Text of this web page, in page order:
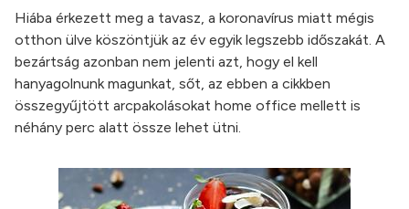
Hiába érkezett meg a tavasz, a koronavírus miatt mégis
otthon ülve köszöntjük az év egyik legszebb időszakát. A
bezártság azonban nem jelenti azt, hogy el kell
hanyagolnunk magunkat, sőt, az ebben a cikkben
összegyűjtött arcpakolásokat home office mellett is
néhány perc alatt össze lehet ütni.